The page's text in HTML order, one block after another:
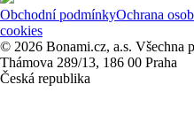
Obchodní podmínkyOchrana
cookies
© 2026 Bonami.cz, a.s. Všechna
Thámova 289/13, 186 00 Praha
Česká republika